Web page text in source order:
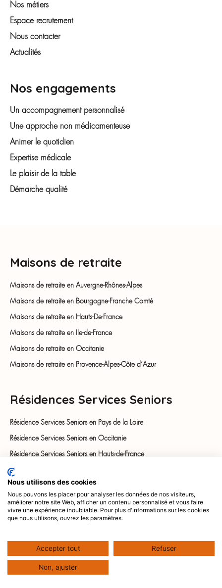
Nos métiers
Espace recrutement
Nous contacter
Actualités
Nos engagements
Un accompagnement personnalisé
Une approche non médicamenteuse
Animer le quotidien
Expertise médicale
Le plaisir de la table
Démarche qualité
Maisons de retraite
Maisons de retraite en Auvergne-Rhônes-Alpes
Maisons de retraite en Bourgogne-Franche Comté
Maisons de retraite en Hauts-De-France
Maisons de retraite en Ile-de-France
Maisons de retraite en Occitanie
Maisons de retraite en Provence-Alpes-Côte d’Azur
Résidences Services Seniors
Résidence Services Seniors en Pays de la Loire
Résidence Services Seniors en Occitanie
Résidence Services Seniors en Hauts-de-France
Résidence Services Seniors en Ile de France
Soins de suite
Habitats partagés
Nous utilisons des cookies
Nous pouvons les placer pour analyser les données de nos visiteurs,
améliorer notre site Web, afficher un contenu personnalisé et vous faire
vivre une expérience inoubliable. Pour plus d'informations sur les cookies
que nous utilisons, ouvrez les paramètres.
Accepter tout Refuser
Non, ajuster